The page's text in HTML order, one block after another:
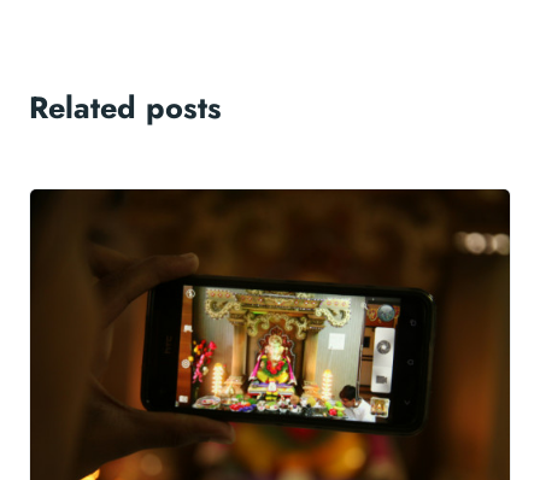
Related posts